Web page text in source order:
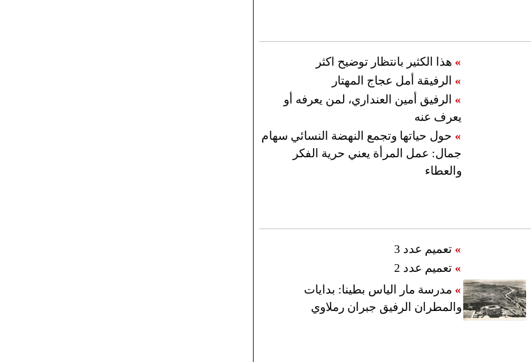
» هذا الكثير بانتظار توضيح اكثر
» الرفيقة أمل عجاج المهتار
» الرفيق أمين العنداري، لمن يعرفه أو
يعرف عنه
» حول حياتها وتجمع النهضة النسائي سهام
جمال: عمل المرأة يعني حرية الفكر
والعطاء
» تعميم عدد 3
» تعميم عدد 2
» مدرسة مار الياس بطينا: بدايات
والمطران الرفيق جبران رملاوي